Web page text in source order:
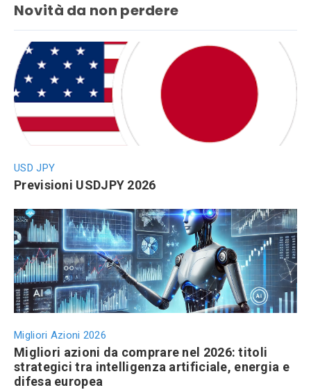
Novità da non perdere
USD JPY
Previsioni USDJPY 2026
Migliori Azioni 2026
Migliori azioni da comprare nel 2026: titoli
strategici tra intelligenza artificiale, energia e
difesa europea